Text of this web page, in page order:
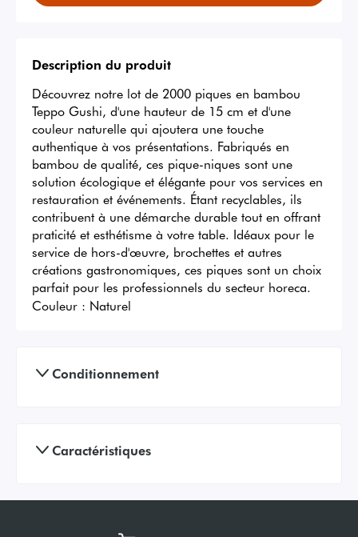
Description du produit
Découvrez notre lot de 2000 piques en bambou
Teppo Gushi, d'une hauteur de 15 cm et d'une
couleur naturelle qui ajoutera une touche
authentique à vos présentations. Fabriqués en
bambou de qualité, ces pique-niques sont une
solution écologique et élégante pour vos services en
restauration et événements. Étant recyclables, ils
contribuent à une démarche durable tout en offrant
praticité et esthétisme à votre table. Idéaux pour le
service de hors-d'œuvre, brochettes et autres
créations gastronomiques, ces piques sont un choix
parfait pour les professionnels du secteur horeca.
Couleur : Naturel
Conditionnement
Caractéristiques